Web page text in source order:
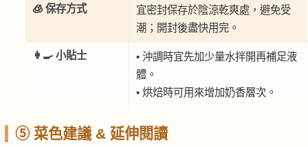
🧊 保存方式
宜密封保存於陰涼乾爽處，避免受
潮；開封後盡快用完。
👩‍🍳 小貼士
• 沖調時宜先加少量水拌開再補足液
體。
• 烘焙時可用來增加奶香層次。
⑤ 菜色建議 & 延伸閱讀